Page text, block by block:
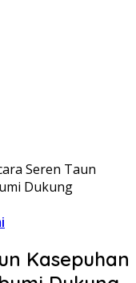
Seren Taun
Dukung
Kasepuhan